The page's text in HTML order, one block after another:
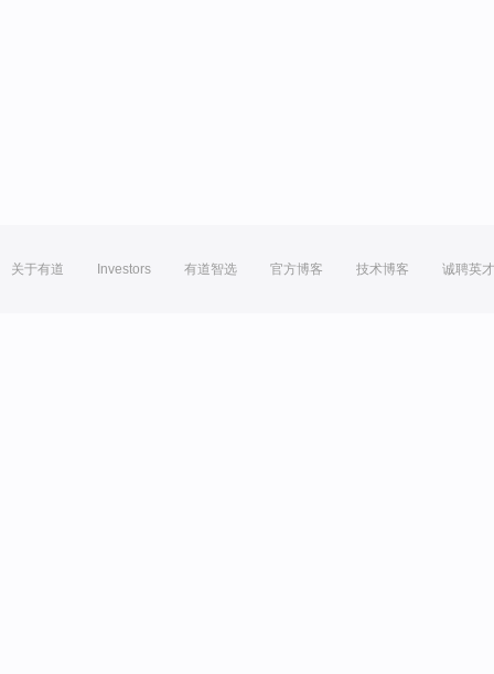
关于有道 Investors 有道智选 官方博客 技术博客 诚聘英才